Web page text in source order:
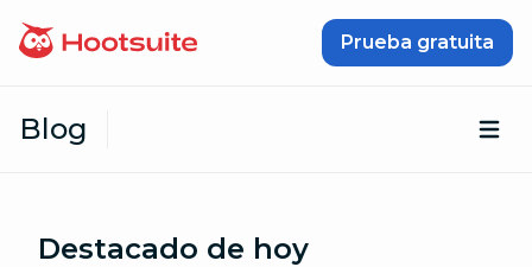
Prueba gratuita
Blog
Destacado de hoy